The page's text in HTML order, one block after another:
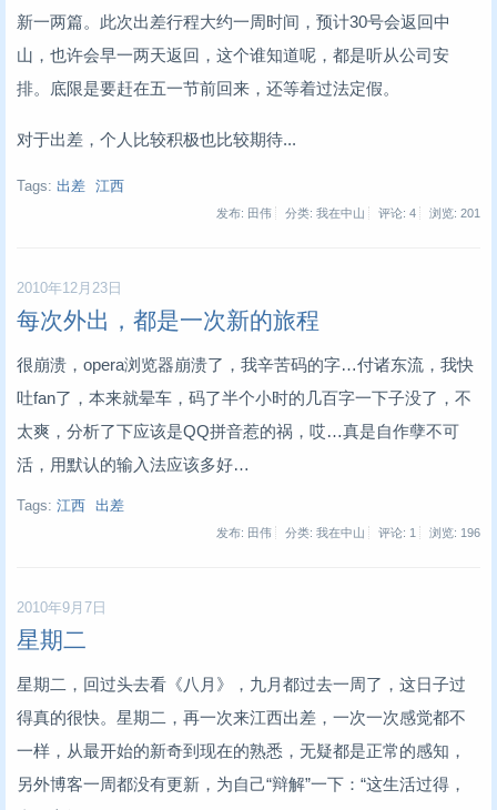
新一两篇。此次出差行程大约一周时间，预计30号会返回中
山，也许会早一两天返回，这个谁知道呢，都是听从公司安
排。底限是要赶在五一节前回来，还等着过法定假。
对于出差，个人比较积极也比较期待...
Tags: 出差 江西
发布: 田伟 分类: 我在中山 评论: 4 浏览: 201
2010年12月23日
每次外出，都是一次新的旅程
很崩溃，opera浏览器崩溃了，我辛苦码的字…付诸东流，我快
吐fan了，本来就晕车，码了半个小时的几百字一下子没了，不
太爽，分析了下应该是QQ拼音惹的祸，哎…真是自作孽不可
活，用默认的输入法应该多好…
Tags: 江西 出差
发布: 田伟 分类: 我在中山 评论: 1 浏览: 196
2010年9月7日
星期二
星期二，回过头去看《八月》，九月都过去一周了，这日子过
得真的很快。星期二，再一次来江西出差，一次一次感觉都不
一样，从最开始的新奇到现在的熟悉，无疑都是正常的感知，
另外博客一周都没有更新，为自己“辩解”一下：“这生活过得，